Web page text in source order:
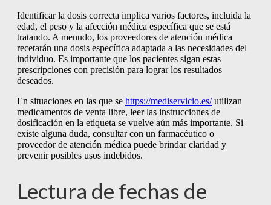
Identificar la dosis correcta implica varios factores, incluida la
edad, el peso y la afección médica específica que se está
tratando. A menudo, los proveedores de atención médica
recetarán una dosis específica adaptada a las necesidades del
individuo. Es importante que los pacientes sigan estas
prescripciones con precisión para lograr los resultados
deseados.
En situaciones en las que se https://mediservicio.es/utilizan
medicamentos de venta libre, leer las instrucciones de
dosificación en la etiqueta se vuelve aún más importante. Si
existe alguna duda, consultar con un farmacéutico o
proveedor de atención médica puede brindar claridad y
prevenir posibles usos indebidos.
Lectura de fechas de